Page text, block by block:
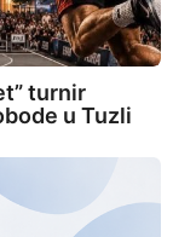
turnir
u Tuzli